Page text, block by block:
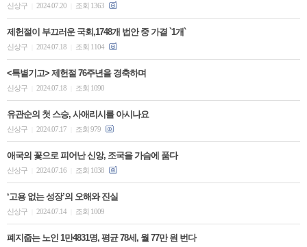
신상구 2024.07.20 조회 1363
제헌절이 부끄러운 국회,1748개 법안 중 가결 `1개`
신상구 2024.07.18 조회 1104
<특별기고> 제헌절 76주년을 경축하며
신상구 2024.07.18 조회 1090
유관순의 첫 스승, 사애리시를 아시나요
신상구 2024.07.17 조회 979
애국의 꽃으로 피어난 신앙, 조국을 가슴에 품다
신상구 2024.07.16 조회 1038
‘고용 없는 성장’의 오해와 진실
신상구 2024.07.14 조회 1009
폐지줍는 노인 1만4831명, 평균 78세, 월 77만 원 번다